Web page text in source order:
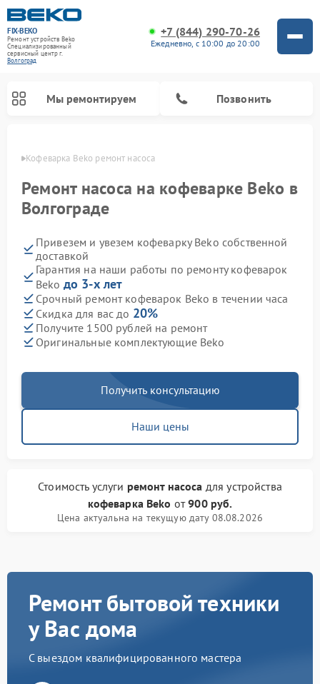
FIX-BEKO
Ремонт устройств Beko
Специализированный
cервисный центр г.
Волгоград
+7 (844) 290-70-26
Ежедневно, с 10:00 до 20:00
Мы ремонтируем Позвонить
Кофеварка Beko ремонт насоса
Ремонт насоса на кофеварке Beko в
Волгограде
Привезем и увезем кофеварку Beko собственной
доставкой
Гарантия на наши работы по ремонту кофеварок
Beko до 3-х лет
Срочный ремонт кофеварок Beko в течении часа
Скидка для вас до 20%
Получите 1500 рублей на ремонт
Оригинальные комплектующие Beko
Получить консультацию
Наши цены
Стоимость услуги ремонт насоса для устройства
кофеварка Beko от900 руб.
Цена актуальна на текущую дату 08.08.2026
Ремонт бытовой техники
у Вас дома
С выездом квалифицированного мастера